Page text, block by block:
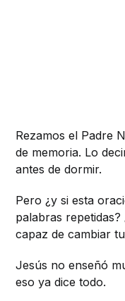
Rezamos el Padre
de memoria. Lo
antes de dormir.
Pero ¿y si esta
palabras
capaz de cambiar
Jesús no enseñó
eso ya dice todo.